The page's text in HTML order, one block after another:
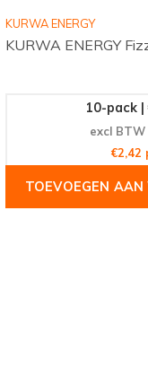
KURWA ENERGY
KURWA ENERGY
10-pack |
excl BTW
€2,42
TOEVOEGEN AAN